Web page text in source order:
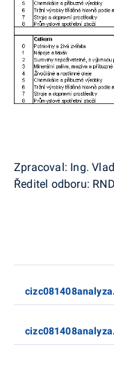
Zpracoval: Ing.
Ředitel odboru: